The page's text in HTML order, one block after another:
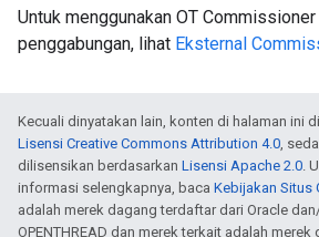
Untuk menggunakan OT
penggabungan, lihat Eksternal
Kecuali dinyatakan lain, konten di halaman ini
Lisensi Creative Commons Attribution 4.0,
dilisensikan berdasarkan Lisensi Apache 2.0.
informasi selengkapnya, baca Kebijakan Situs
adalah merek dagang terdaftar dari Oracle
OPENTHREAD dan merek terkait adalah merek